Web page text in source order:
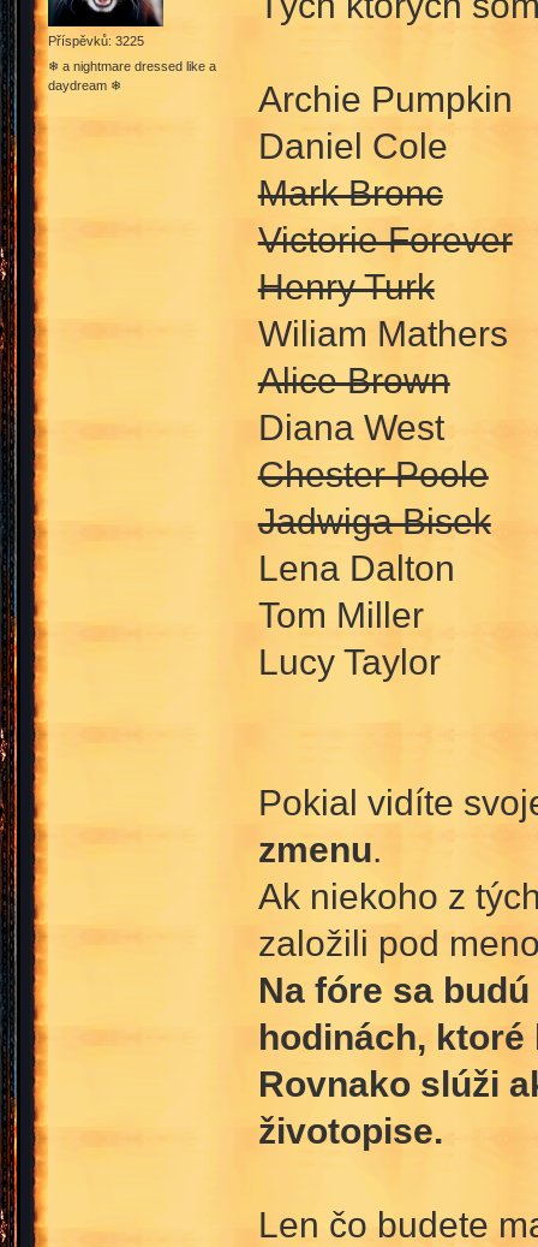
Příspěvků: 3225
❄ a nightmare dressed like a
daydream ❄
Archie Pumpkin
Daniel Cole
Mark Bronc
Victorie Forever
Henry Turk
Wiliam Mathers
Alice Brown
Diana West
Chester Poole
Jadwiga Bisek
Lena Dalton
Tom Miller
Lucy Taylor
Pokial vidíte
zmenu.
Ak niekoho z
založili pod
Na fóre sa
hodinách, ktoré
Rovnako slúži
životopise.
Len čo budete